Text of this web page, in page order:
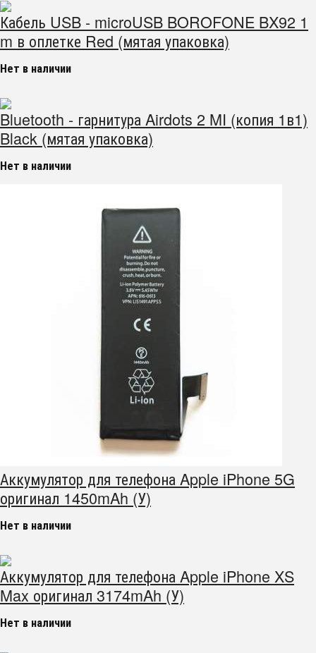
Кабель USB - microUSB BOROFONE BX92 1
m в оплетке Red (мятая упаковка)
Нет в наличии
Bluetooth - гарнитура Airdots 2 MI (копия 1в1)
Black (мятая упаковка)
Нет в наличии
Аккумулятор для телефона Apple iPhone 5G
оригинал 1450mAh (У)
Нет в наличии
Аккумулятор для телефона Apple iPhone XS
Max оригинал 3174mAh (У)
Нет в наличии